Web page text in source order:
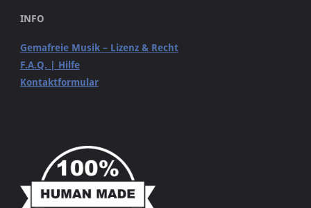
INFO
Gemafreie Musik – Lizenz & Recht
F.A.Q. | Hilfe
Kontaktformular